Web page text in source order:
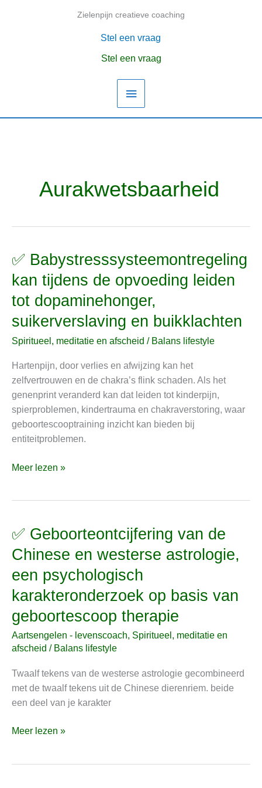
Zielenpijn creatieve coaching
Hoofdmenu
Stel een vraag
Stel een vraag
Aurakwetsbaarheid
✅ Babystresssysteemontregeling
kan tijdens de opvoeding leiden
tot dopaminehonger,
suikerverslaving en buikklachten
Spiritueel, meditatie en afscheid / Balans lifestyle
Hartenpijn, door verlies en afwijzing kan het
zelfvertrouwen en de chakra’s flink schaden. Als het
genenprint veranderd kan dat leiden tot kinderpijn,
spierproblemen, kindertrauma en chakraverstoring, waar
geboortescooptraining inzicht kan bieden bij
entiteitproblemen.
✅
Babystresssysteemontregeling
kan
tijdens
opvoeding
leiden
dopaminehonger,
en
buikklachten
Meer lezen »
✅ Geboorteontcijfering van de
Chinese en westerse astrologie,
een psychologisch
karakteronderzoek op basis van
geboortescoop therapie
Aartsengelen - levenscoach, Spiritueel, meditatie en
afscheid / Balans lifestyle
Twaalf tekens van de westerse astrologie gecombineerd
met de twaalf tekens uit de Chinese dierenriem. beide
een deel van je karakter
✅
van
de
Chinese
en
westerse
astrologie,
een
karakteronderzoek
op
basis
geboortescoop
Meer lezen »